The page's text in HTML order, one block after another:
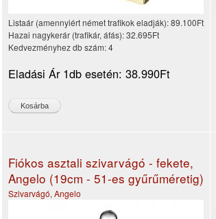
Listaár (amennyiért német trafikok eladják):89.100Ft
Hazai nagykerár (trafikár, áfás):32.695Ft
Kedvezményhez db szám:4
Eladási Ár 1db esetén: 38.990Ft
Fiókos asztali szivarvágó - fekete,
Angelo (19cm - 51-es gyűrűméretig)
Szivarvágó, Angelo